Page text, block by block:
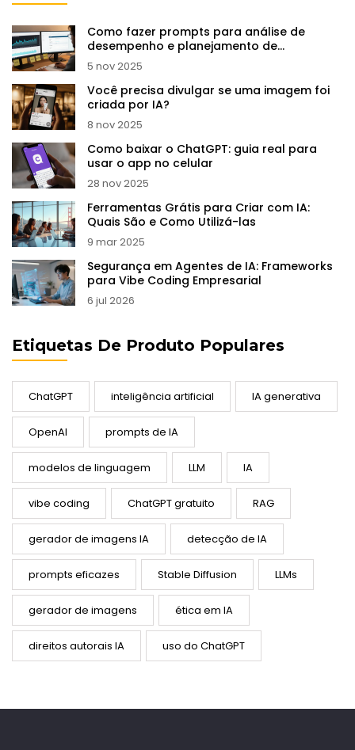
Como fazer prompts para análise de
desempenho e planejamento de
otimização
5 nov 2025
Você precisa divulgar se uma imagem foi
criada por IA?
8 nov 2025
Como baixar o ChatGPT: guia real para
usar o app no celular
28 nov 2025
Ferramentas Grátis para Criar com IA:
Quais São e Como Utilizá-las
9 mar 2025
Segurança em Agentes de IA: Frameworks
para Vibe Coding Empresarial
6 jul 2026
Etiquetas De Produto Populares
ChatGPT inteligência artificial IA generativa
OpenAI prompts de IA
modelos de linguagem LLM IA
vibe coding ChatGPT gratuito RAG
gerador de imagens IA detecção de IA
prompts eficazes Stable Diffusion LLMs
gerador de imagens ética em IA
direitos autorais IA uso do ChatGPT